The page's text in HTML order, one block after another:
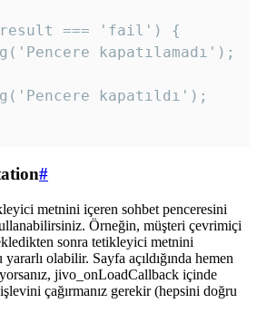
=== 'fail') {
kapatılamadı');
kapatıldı');
#
metnini içeren sohbet penceresini
Örneğin, müşteri çevrimiçi
sonra tetikleyici metnini
olabilir. Sayfa açıldığında hemen
jivo_onLoadCallback içinde
çağırmanız gerekir (hepsini doğru